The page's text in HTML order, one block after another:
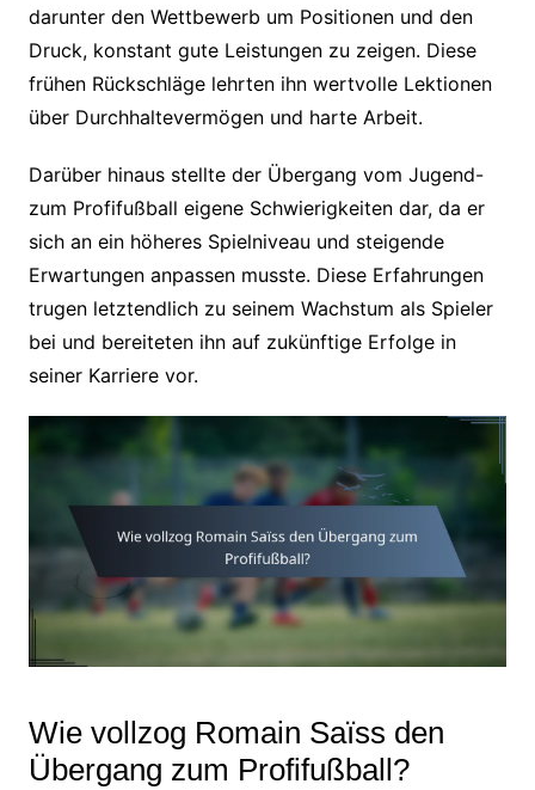
darunter den Wettbewerb um Positionen und den
Druck, konstant gute Leistungen zu zeigen. Diese
frühen Rückschläge lehrten ihn wertvolle Lektionen
über Durchhaltevermögen und harte Arbeit.
Darüber hinaus stellte der Übergang vom Jugend-
zum Profifußball eigene Schwierigkeiten dar, da er
sich an ein höheres Spielniveau und steigende
Erwartungen anpassen musste. Diese Erfahrungen
trugen letztendlich zu seinem Wachstum als Spieler
bei und bereiteten ihn auf zukünftige Erfolge in
seiner Karriere vor.
Wie vollzog Romain Saïss den
Übergang zum Profifußball?